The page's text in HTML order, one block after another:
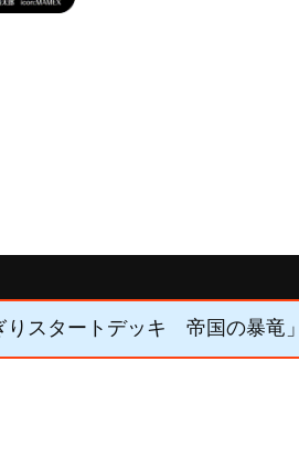
りスタートデッキ 帝国の暴竜」